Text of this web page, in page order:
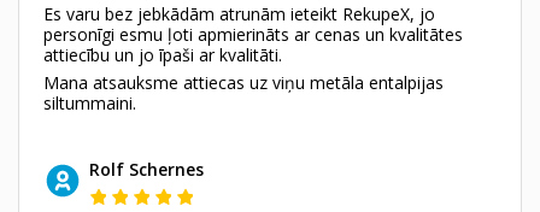
Es varu bez jebkādām atrunām ieteikt RekupeX, jo
personīgi esmu ļoti apmierināts ar cenas un kvalitātes
attiecību un jo īpaši ar kvalitāti.
Mana atsauksme attiecas uz viņu metāla entalpijas
siltummaini.
Rolf Schernes